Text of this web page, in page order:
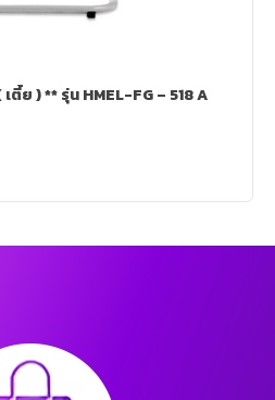
ย ) ** รุ่น HMEL-FG – 518 A